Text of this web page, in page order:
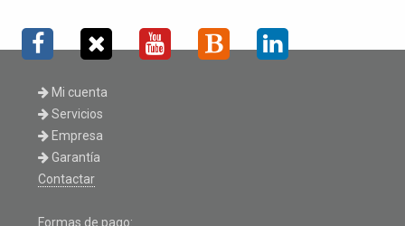
Mi cuenta
Servicios
Empresa
Garantía
Contactar
Formas de pago: